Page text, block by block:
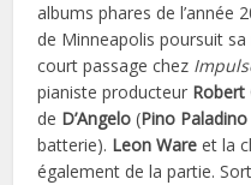
albums phares de l’année
de Minneapolis poursuit
court passage chez
pianiste producteur Robert
de D’Angelo (Pino Paladino
batterie). Leon Ware et la
également de la partie.